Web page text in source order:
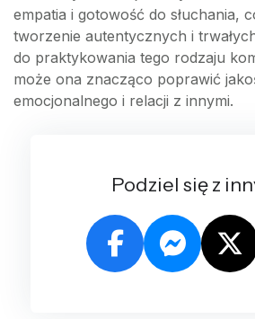
empatia i gotowość do słuchania,
tworzenie autentycznych i
do praktykowania tego rodzaju
może ona znacząco poprawić
emocjonalnego i relacji z innymi.
Podziel się z